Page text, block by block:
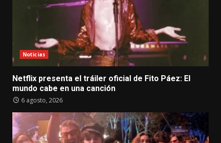
Noticias
Netflix presenta el tráiler oficial de Fito Páez: El
mundo cabe en una canción
6 agosto, 2026